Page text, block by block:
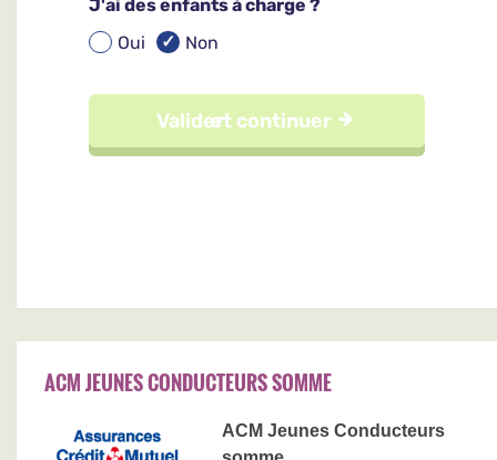
ACM JEUNES CONDUCTEURS SOMME
ACM Jeunes Conducteurs